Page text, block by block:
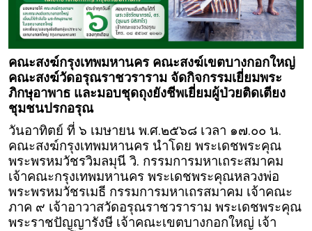
คณะสงฆ์กรุงเทพมหานคร คณะสงฆ์เขตบางกอกใหญ่
คณะสงฆ์วัดอรุณราชวราราม จัดกิจกรรมเยี่ยมพระ
ภิกษุอาพาธ และมอบชุดถุงยังชีพเยี่ยมผู้ป่วยติดเตียง
ชุมชนปรกอรุณ
วันอาทิตย์ ที่ ๖ เมษายน พ.ศ.๒๕๖๘ เวลา ๑๗.๐๐ น.
คณะสงฆ์กรุงเทพมหานคร นำโดย พระเดชพระคุณ
พระพรหมวัชรวิมลมุนี วิ. กรรมการมหาเถระสมาคม
เจ้าคณะกรุงเทพมหานคร พระเดชพระคุณหลวงพ่อ
พระพรหมวัชรเมธี กรรมการมหาเถรสมาคม เจ้าคณะ
ภาค ๙ เจ้าอาวาสวัดอรุณราชวราราม พระเดชพระคุณ
พระราชปัญญารังษี เจ้าคณะเขตบางกอกใหญ่ เจ้า